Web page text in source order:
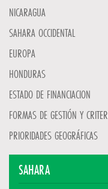
NICARAGUA
SAHARA OCCIDENTAL
EUROPA
HONDURAS
ESTADO DE FINANCIACION
FORMAS DE GESTIÓN Y
PRIORIDADES GEOGRÁFICAS
SAHARA